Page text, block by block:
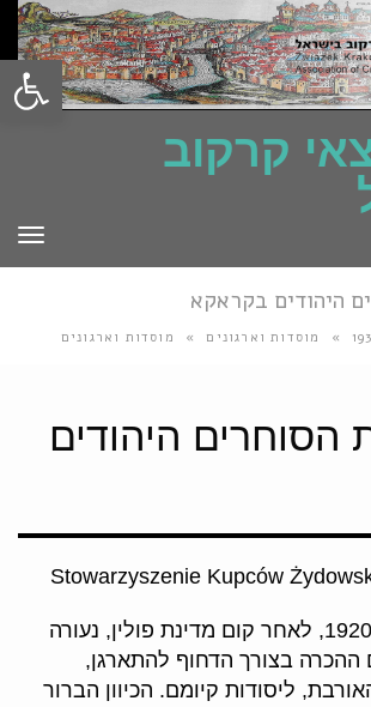
פתח
קרקוב
היהודים בקראקא
» מוסדות וארגונים » מוסדות וארגונים
הסוחרים היהודים
Stowarzyszenie Kupców
… בשנים 1920-1918, לאחר קום מדינת פולין, נעורה
בצורך הדחוף להתארגן,
ליסודות קיומם. הכיוון הברור